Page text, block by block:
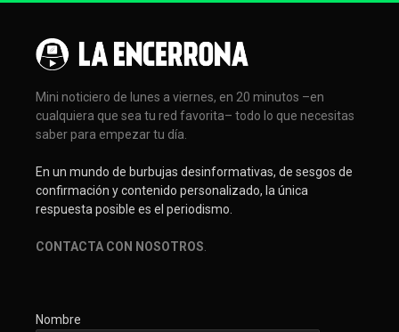
Mini noticiero de lunes a viernes, en 20 minutos –en
cualquiera que sea tu red favorita– todo lo que necesitas
saber para empezar tu día.
En un mundo de burbujas desinformativas, de sesgos de
confirmación y contenido personalizado, la única
respuesta posible es el periodismo.
CONTACTA CON NOSOTROS.
Nombre